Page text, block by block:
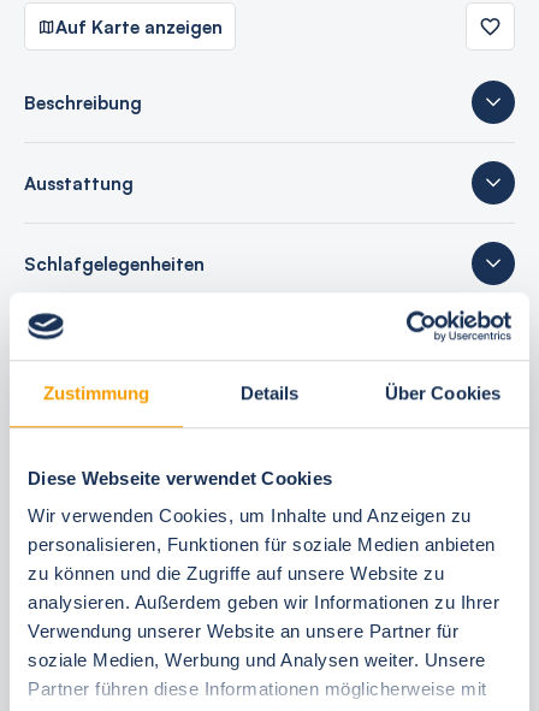
Zustimmung Details Über Cookies
Diese Webseite verwendet Cookies
Wir verwenden Cookies, um Inhalte und Anzeigen zu
personalisieren, Funktionen für soziale Medien anbieten
zu können und die Zugriffe auf unsere Website zu
analysieren. Außerdem geben wir Informationen zu Ihrer
Verwendung unserer Website an unsere Partner für
soziale Medien, Werbung und Analysen weiter. Unsere
Partner führen diese Informationen möglicherweise mit
Auf Karte anzeigen
Beschreibung
Ausstattung
Schlafgelegenheiten
25 Bewertungen
Ihre Buchungsvorteile
Bestpreis-Garantie
24 Stunden kostenfrei reservieren
30 Tage vor Anreise kostenfrei stornieren
Flexible An- und Abreise 24/7
Persönliche Beratungen
Schneller, direkter Support vor Ort